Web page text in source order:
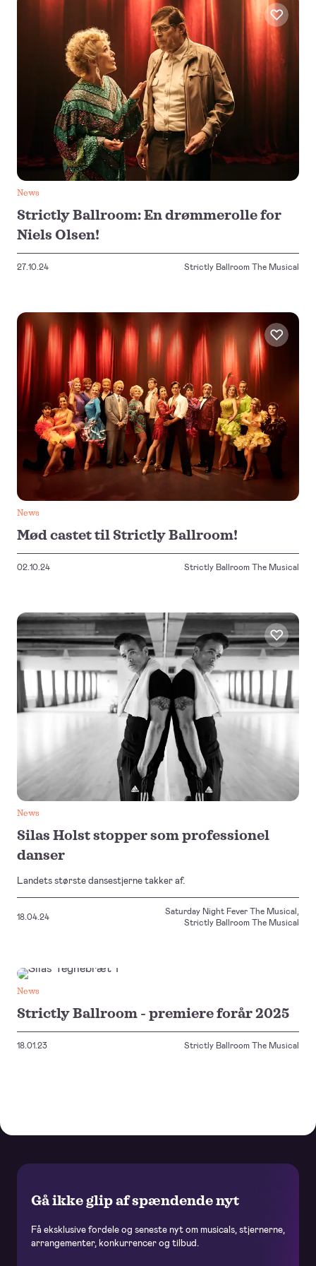
News
Strictly Ballroom: En drømmerolle for
Niels Olsen!
27.10.24 Strictly Ballroom The Musical
News
Mød castet til Strictly Ballroom!
02.10.24 Strictly Ballroom The Musical
News
Silas Holst stopper som professionel
danser
Landets største dansestjerne takker af.
18.04.24
Saturday Night Fever The Musical
Strictly Ballroom The Musical
News
Strictly Ballroom - premiere forår 2025
18.01.23 Strictly Ballroom The Musical
Gå ikke glip af spændende nyt
Få eksklusive fordele og seneste nyt om musicals, stjernerne,
arrangementer, konkurrencer og tilbud.